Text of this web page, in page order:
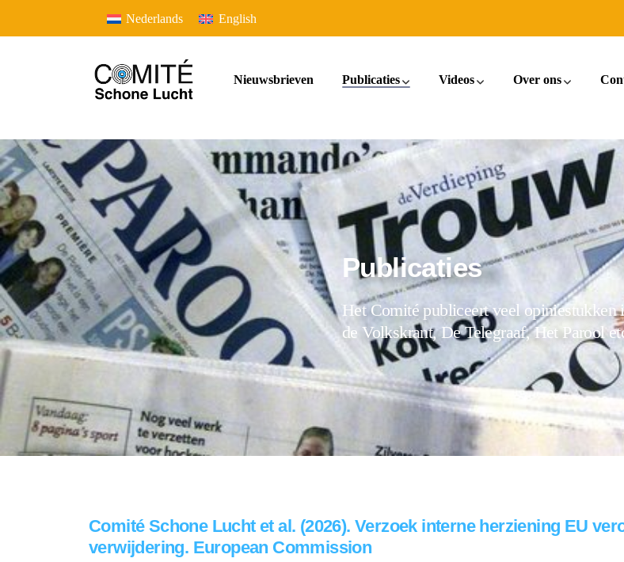
Nederlands English
Nieuwsbrieven Publicaties Videos Over ons
Publicaties
Het Comité publiceert veel opiniestukken
de Volkskrant, De Telegraaf, Het Parool
Comité Schone Lucht et al. (2026). Verzoek interne herziening EU
verwijdering. European Commission